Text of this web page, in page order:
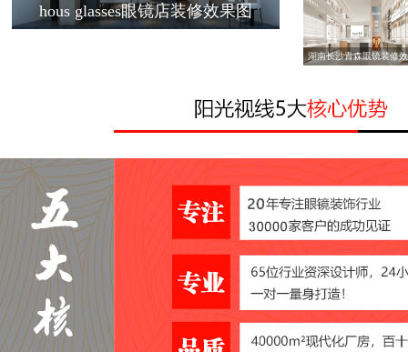
hous glasses眼镜店装修效果图
湖南长沙青森眼镜装修